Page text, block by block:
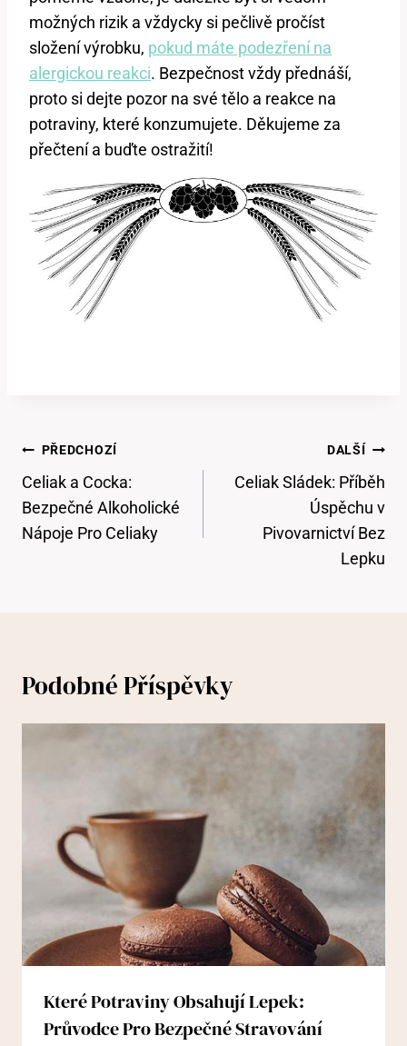
možných rizik a vždycky si pečlivě pročíst
složení výrobku, pokud máte podezření na
alergickou reakci. Bezpečnost vždy přednáší,
proto si dejte pozor na své tělo a reakce na
potraviny, které konzumujete. Děkujeme za
přečtení a buďte ostražití!
Navigace
Pro
Příspěvek
PŘEDCHOZÍ
Celiak a Cocka:
Bezpečné Alkoholické
Nápoje Pro Celiaky
DALŠÍ
Celiak Sládek: Příběh
Úspěchu v
Pivovarnictví Bez
Lepku
Podobné Příspěvky
Které Potraviny Obsahují Lepek:
Průvodce Pro Bezpečné Stravování